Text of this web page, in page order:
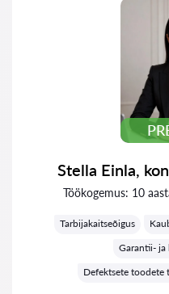
Stella Einla,
Töökogemus: 10
Tarbijakaitseõigus
Garantii- ja
Defektsete toodete